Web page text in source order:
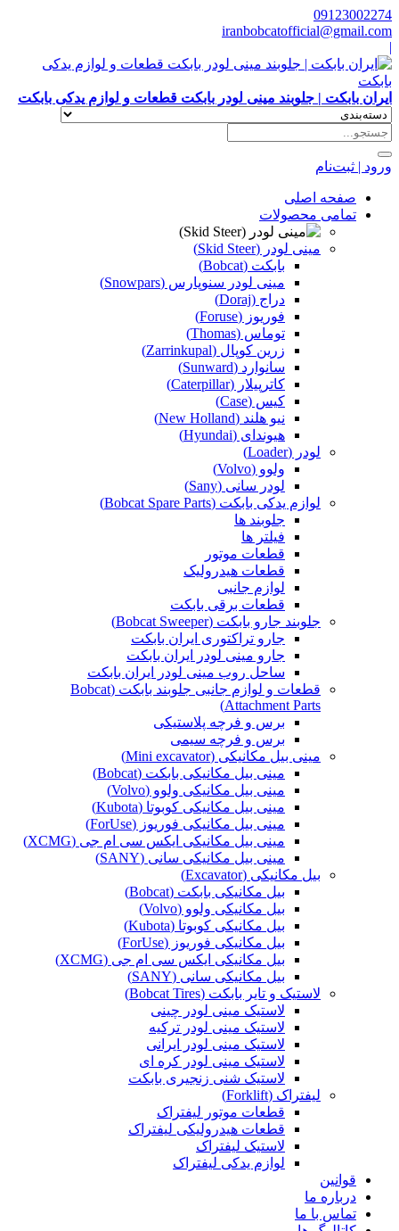
09123002274
iranbobcatofficial@gmail.com
|
ایران بابکت | جلوبند مینی لودر بابکت قطعات و لوازم یدکی بابکت
ورود | ثبت‌نام
صفحه اصلی
تمامی محصولات
مینی لودر (Skid Steer)
بابکت (Bobcat)
مینی لودر سنوپارس (Snowpars)
دراج (Doraj)
فوریوز (Foruse)
توماس (Thomas)
زرین کوپال (Zarrinkupal)
سانوارد (Sunward)
کاترپیلار (Caterpillar)
کیس (Case)
نیو هلند (New Holland)
هیوندای (Hyundai)
لودر (Loader)
ولوو (Volvo)
لودر سانی (Sany)
لوازم یدکی بابکت (Bobcat Spare Parts)
جلوبند ها
فیلتر ها
قطعات موتور
قطعات هیدرولیک
لوازم جانبی
قطعات برقی بابکت
جلوبند جارو بابکت (Bobcat Sweeper)
جارو تراکتوری ایران بابکت
جارو مینی لودر ایران بابکت
ساحل روب مینی لودر ایران بابکت
قطعات و لوازم جانبی جلوبند بابکت (Bobcat
Attachment Parts)
برس و فرچه پلاستیکی
برس و فرچه سیمی
مینی بیل مکانیکی (Mini excavator)
مینی بیل مکانیکی بابکت (Bobcat)
مینی بیل مکانیکی ولوو (Volvo)
مینی بیل مکانیکی کوبوتا (Kubota)
مینی بیل مکانیکی فوریوز (ForUse)
مینی بیل مکانیکی ایکس سی ام جی (XCMG)
مینی بیل مکانیکی سانی (SANY)
بیل مکانیکی (Excavator)
بیل مکانیکی بابکت (Bobcat)
بیل مکانیکی ولوو (Volvo)
بیل مکانیکی کوبوتا (Kubota)
بیل مکانیکی فوریوز (ForUse)
بیل مکانیکی ایکس سی ام جی (XCMG)
بیل مکانیکی سانی (SANY)
لاستیک و تایر بابکت (Bobcat Tires)
لاستیک مینی لودر چینی
لاستیک مینی لودر ترکیه
لاستیک مینی لودر ایرانی
لاستیک مینی لودر کره ای
لاستیک شنی زنجیری بابکت
لیفتراک (Forklift)
قطعات موتور لیفتراک
قطعات هیدرولیکی لیفتراک
لاستیک لیفتراک
لوازم یدکی لیفتراک
قوانین
درباره ما
تماس با ما